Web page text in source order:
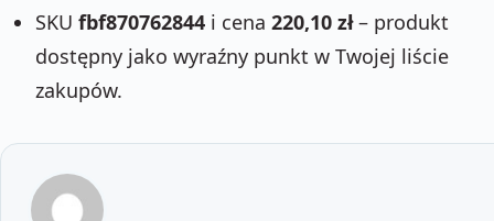
SKU fbf870762844i cena 220,10 zł– produkt
dostępny jako wyraźny punkt w Twojej liście
zakupów.